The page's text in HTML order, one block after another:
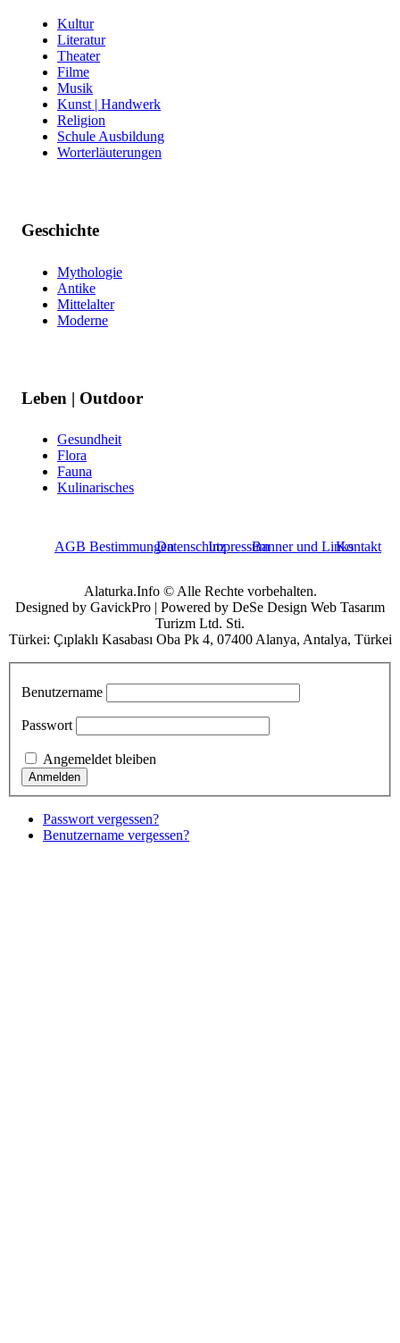
Kultur
Literatur
Theater
Filme
Musik
Kunst | Handwerk
Religion
Schule Ausbildung
Worterläuterungen
Geschichte
Mythologie
Antike
Mittelalter
Moderne
Leben | Outdoor
Gesundheit
Flora
Fauna
Kulinarisches
AGB BestimmungenDatenschutzImpressumBanner und LinksKontakt
Alaturka.Info © Alle Rechte vorbehalten.
Designed by GavickPro | Powered by DeSe Design Web Tasarım
Turizm Ltd. Sti.
Türkei: Çıplaklı Kasabası Oba Pk 4, 07400 Alanya, Antalya, Türkei
Benutzername
Passwort
Angemeldet bleiben
Passwort vergessen?
Benutzername vergessen?